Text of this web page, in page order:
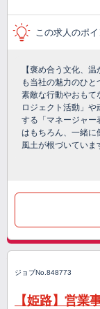
この求人のポイ
【褒め合う文化、
も当社の魅力のひ
素敵な行動やおもて
ロジェクト活動」
する「マネージャー
はもちろん、一緒に
風土が根づいていま
ジョブNo.848773
【姫路】営業